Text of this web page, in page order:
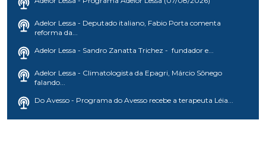
Adelor Lessa - Deputado italiano, Fabio Porta comenta
reforma da...
Adelor Lessa - Sandro Zanatta Trichez - fundador e...
Adelor Lessa - Climatologista da Epagri, Márcio Sônego
falando...
Do Avesso - Programa do Avesso recebe a terapeuta Léia...